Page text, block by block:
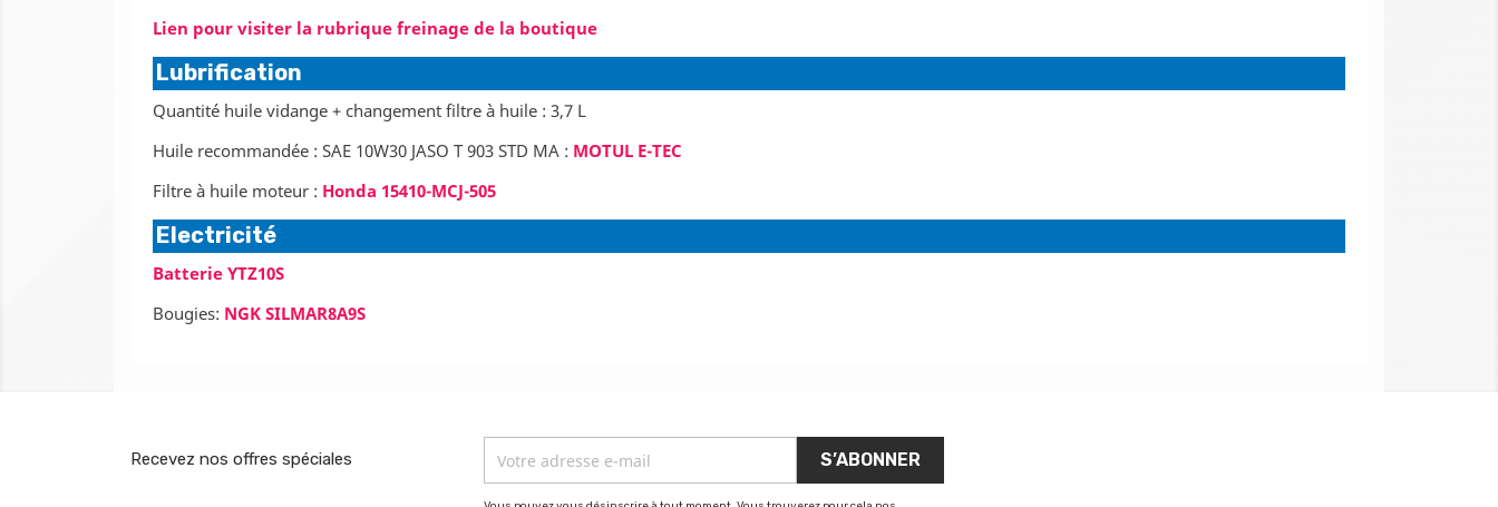
Lien pour visiter la rubrique freinage de la boutique
Lubrification
Quantité huile vidange + changement filtre à huile : 3,7 L
Huile recommandée : SAE 10W30 JASO T 903 STD MA : MOTUL E-TEC
Filtre à huile moteur : Honda 15410-MCJ-505
Electricité
Batterie YTZ10S
Bougies: NGK SILMAR8A9S
Recevez nos offres spéciales